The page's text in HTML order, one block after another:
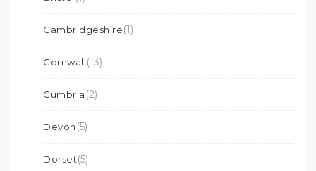
Cambridgeshire(1)
Cornwall(13)
Cumbria (2)
Devon (5)
Dorset(5)